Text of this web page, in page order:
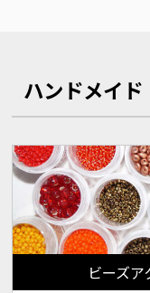
ハンドメイ
ビーズ